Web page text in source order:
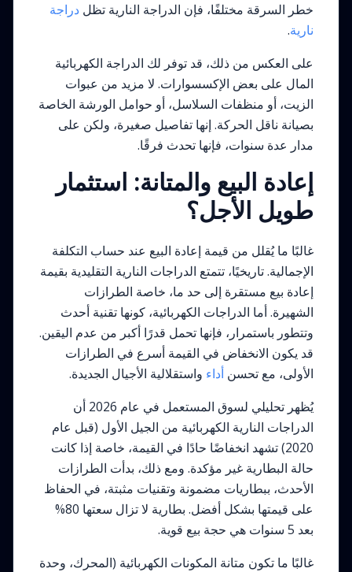
خطر السرقة مختلفًا، فإن الدراجة النارية تظل دراجة
نارية.
على العكس من ذلك، قد توفر لك الدراجة الكهربائية
المال على بعض الإكسسوارات. لا مزيد من عبوات
الزيت، أو منظفات السلاسل، أو حوامل الورشة الخاصة
بصيانة ناقل الحركة. إنها تفاصيل صغيرة، ولكن على
مدار عدة سنوات، فإنها تحدث فرقًا.
إعادة البيع والمتانة: استثمار
طويل الأجل؟
غالبًا ما يُقلل من قيمة إعادة البيع عند حساب التكلفة
الإجمالية. تاريخيًا، تتمتع الدراجات النارية التقليدية بقيمة
إعادة بيع مستقرة إلى حد ما، خاصة الطرازات
الشهيرة. أما الدراجات الكهربائية، كونها تقنية أحدث
وتتطور باستمرار، فإنها تحمل قدرًا أكبر من عدم اليقين.
قد يكون الانخفاض في القيمة أسرع في الطرازات
الأولى، مع تحسن أداء واستقلالية الأجيال الجديدة.
يُظهر تحليلي لسوق المستعمل في عام 2026 أن
الدراجات النارية الكهربائية من الجيل الأول (قبل عام
2020) تشهد انخفاضًا حادًا في القيمة، خاصة إذا كانت
حالة البطارية غير مؤكدة. ومع ذلك، بدأت الطرازات
الأحدث، ببطاريات مضمونة وتقنيات مثبتة، في الحفاظ
على قيمتها بشكل أفضل. بطارية لا تزال سعتها 80%
بعد 5 سنوات هي حجة بيع قوية.
غالبًا ما تكون متانة المكونات الكهربائية (المحرك، وحدة